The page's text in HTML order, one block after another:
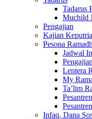
Tadarus
Muchild
Pengajian
Kajian
Pesona
Jadwal
Lentera
My
Ta’lim
Infaq, Dana